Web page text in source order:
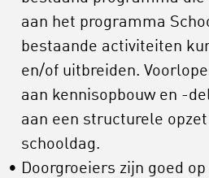
aan het programma
bestaande activiteiten
en/of uitbreiden.
aan kennisopbouw en -
aan een structurele
schooldag.
Doorgroeiers zijn goed